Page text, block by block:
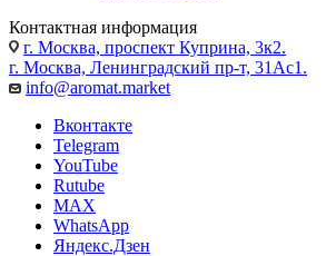
Контактная информация
г. Москва, проспект Куприна, 3к2.
г. Москва, Ленинградский пр-т, 31Ас1.
info@aromat.market
Вконтакте
Telegram
YouTube
Rutube
MAX
WhatsApp
Яндекс.Дзен